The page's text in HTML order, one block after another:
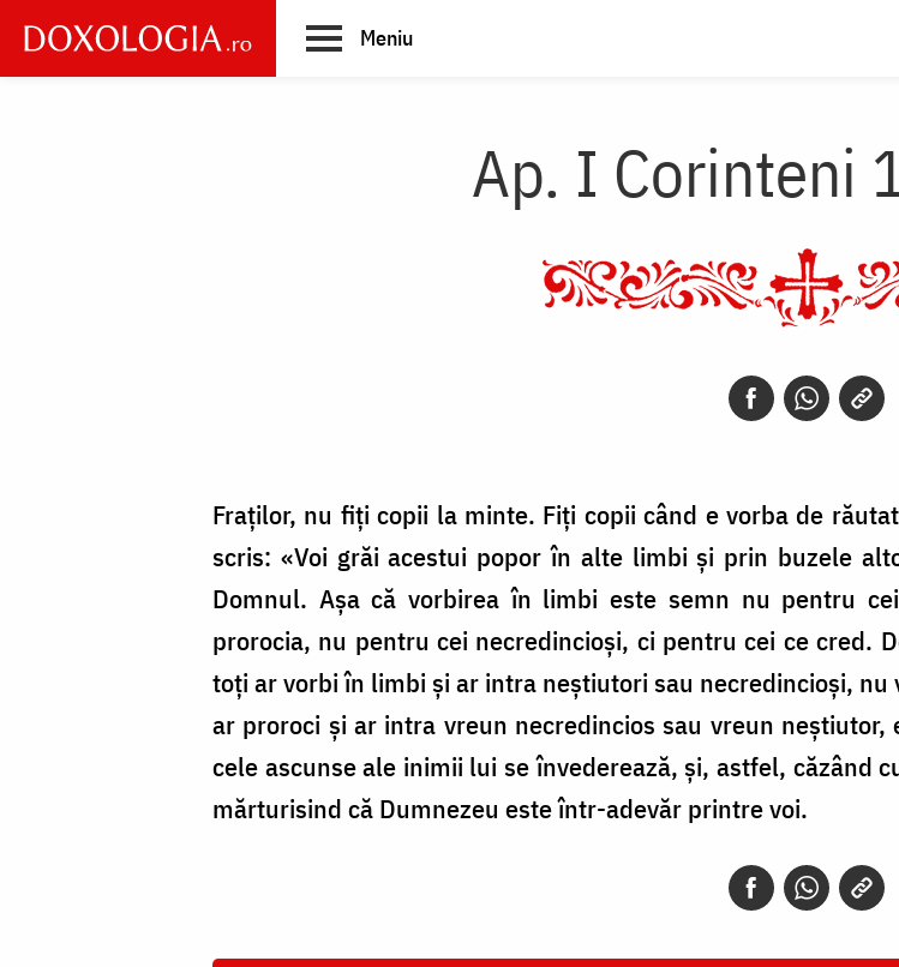
main
Meniu
Ap. I Corinteni
Fraților, nu fiți copii la minte. Fiți copii când e vorba de
scris: «Voi grăi acestui popor în alte limbi și prin buzele
Domnul. Așa că vorbirea în limbi este semn nu pentru
prorocia, nu pentru cei necredincioși, ci pentru cei ce cred.
toți ar vorbi în limbi și ar intra neștiutori sau necredincioși,
ar proroci și ar intra vreun necredincios sau vreun
cele ascunse ale inimii lui se învederează, și, astfel, căzând
mărturisind că Dumnezeu este într-adevăr printre voi.